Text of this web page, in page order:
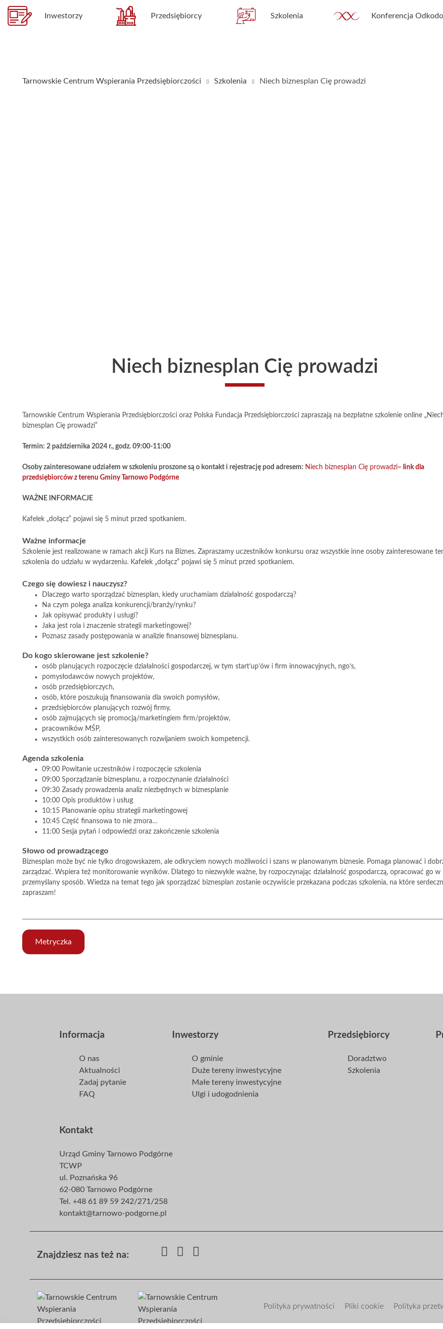
Inwestorzy Przedsiębiorcy Szkolenia Konferencja
Tarnowskie Centrum Wspierania Przedsiębiorczości Szkolenia Niech biznesplan Cię prowadzi
Niech biznesplan Cię prowadzi
Tarnowskie Centrum Wspierania Przedsiębiorczości oraz Polska Fundacja Przedsiębiorczości zapraszają na bezpłatne szkolenie online
biznesplan Cię prowadzi”
Termin: 2 października 2024 r., godz. 09:00-11:00
Osoby zainteresowane udziałem w szkoleniu proszone są o kontakt i rejestrację pod adresem: Niech biznesplan Cię prowadzi– link dla
przedsiębiorców z terenu Gminy Tarnowo Podgórne
WAŻNE INFORMACJE
Kafelek „dołącz” pojawi się 5 minut przed spotkaniem.
Ważne informacje
Szkolenie jest realizowane w ramach akcji Kurs na Biznes. Zapraszamy uczestników konkursu oraz wszystkie inne osoby zainteresowane
szkolenia do udziału w wydarzeniu. Kafelek „dołącz” pojawi się 5 minut przed spotkaniem.
Czego się dowiesz i nauczysz?
Dlaczego warto sporządzać biznesplan, kiedy uruchamiam działalność gospodarczą?
Na czym polega analiza konkurencji/branży/rynku?
Jak opisywać produkty i usługi?
Jaka jest rola i znaczenie strategii marketingowej?
Poznasz zasady postępowania w analizie finansowej biznesplanu.
Do kogo skierowane jest szkolenie?
osób planujących rozpoczęcie działalności gospodarczej, w tym start’up’ów i firm innowacyjnych, ngo’s,
pomysłodawców nowych projektów,
osób przedsiębiorczych,
osób, które poszukują finansowania dla swoich pomysłów,
przedsiębiorców planujących rozwój firmy,
osób zajmujących się promocją/marketingiem firm/projektów,
pracowników MŚP,
wszystkich osób zainteresowanych rozwijaniem swoich kompetencji.
Agenda szkolenia
09:00 Powitanie uczestników i rozpoczęcie szkolenia
09:00 Sporządzanie biznesplanu, a rozpoczynanie działalności
09:30 Zasady prowadzenia analiz niezbędnych w biznesplanie
10:00 Opis produktów i usług
10:15 Planowanie opisu strategii marketingowej
10:45 Część finansowa to nie zmora…
11:00 Sesja pytań i odpowiedzi oraz zakończenie szkolenia
Słowo od prowadzącego
Biznesplan może być nie tylko drogowskazem, ale odkryciem nowych możliwości i szans w planowanym biznesie. Pomaga planować i
zarządzać. Wspiera też monitorowanie wyników. Dlatego to niezwykle ważne, by rozpoczynając działalność gospodarczą, opracować go w
przemyślany sposób. Wiedza na temat tego jak sporządzać biznesplan zostanie oczywiście przekazana podczas szkolenia, na które
zapraszam!
Metryczka
Informacja
O nas
Aktualności
Zadaj pytanie
FAQ
Inwestorzy
O gminie
Duże tereny inwestycyjne
Małe tereny inwestycyjne
Ulgi i udogodnienia
Przedsiębiorcy
Doradztwo
Szkolenia
Kontakt
Urząd Gminy Tarnowo Podgórne
TCWP
ul. Poznańska 96
62-080 Tarnowo Podgórne
Tel. +48 61 89 59 242/271/258
kontakt@tarnowo-podgorne.pl
Znajdziesz nas też na:
Polityka prywatności Pliki cookie Polityka